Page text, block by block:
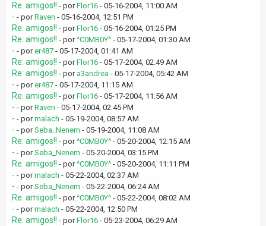
Re: amigos!! - porFlor16 - 05-16-2004, 11:00 AM
- - porRaven - 05-16-2004, 12:51 PM
Re: amigos!! - porFlor16 - 05-16-2004, 01:25 PM
Re: amigos!! - por^C0MB0Y^ - 05-17-2004, 01:30 AM
- - porer487 - 05-17-2004, 01:41 AM
Re: amigos!! - porFlor16 - 05-17-2004, 02:49 AM
Re: amigos!! - por a3andrea - 05-17-2004, 05:42 AM
- - porer487 - 05-17-2004, 11:15 AM
Re: amigos!! - porFlor16 - 05-17-2004, 11:56 AM
- - porRaven - 05-17-2004, 02:45 PM
- - pormalach - 05-19-2004, 08:57 AM
- - porSeba_Nenem - 05-19-2004, 11:08 AM
Re: amigos!! - por^C0MB0Y^ - 05-20-2004, 12:15 AM
- - porSeba_Nenem - 05-20-2004, 03:15 PM
Re: amigos!! - por^C0MB0Y^ - 05-20-2004, 11:11 PM
- - pormalach - 05-22-2004, 02:37 AM
- - porSeba_Nenem - 05-22-2004, 06:24 AM
Re: amigos!! - por^C0MB0Y^ - 05-22-2004, 08:02 AM
- - pormalach - 05-22-2004, 12:50 PM
Re: amigos!! - porFlor16 - 05-23-2004, 06:29 AM